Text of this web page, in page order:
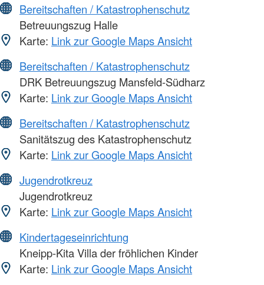
Bereitschaften / Katastrophenschutz
Betreuungszug Halle
Karte: Link zur Google Maps Ansicht
Bereitschaften / Katastrophenschutz
DRK Betreuungszug Mansfeld-Südharz
Karte: Link zur Google Maps Ansicht
Bereitschaften / Katastrophenschutz
Sanitätszug des Katastrophenschutz
Karte: Link zur Google Maps Ansicht
Jugendrotkreuz
Jugendrotkreuz
Karte: Link zur Google Maps Ansicht
Kindertageseinrichtung
Kneipp-Kita Villa der fröhlichen Kinder
Karte: Link zur Google Maps Ansicht